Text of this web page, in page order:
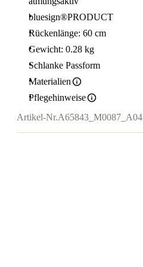
bluesign®PRODUCT
Rückenlänge: 60 cm
Gewicht: 0.28 kg
Schlanke Passform
Materialien
Pflegehinweise
Artikel-Nr.A65843_M0087_A04